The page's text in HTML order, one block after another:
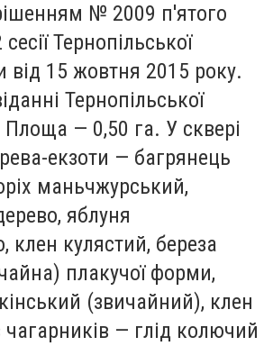
№ 2009 п'ятого
Тернопільської
від 15 жовтня 2015 року.
Тернопільської
Площа — 0,50 га. У сквері
екзоти — багрянець
маньчжурський,
яблуня
клен кулястий, береза
плакучої форми,
(звичайний), клен
чагарників — глід колючий